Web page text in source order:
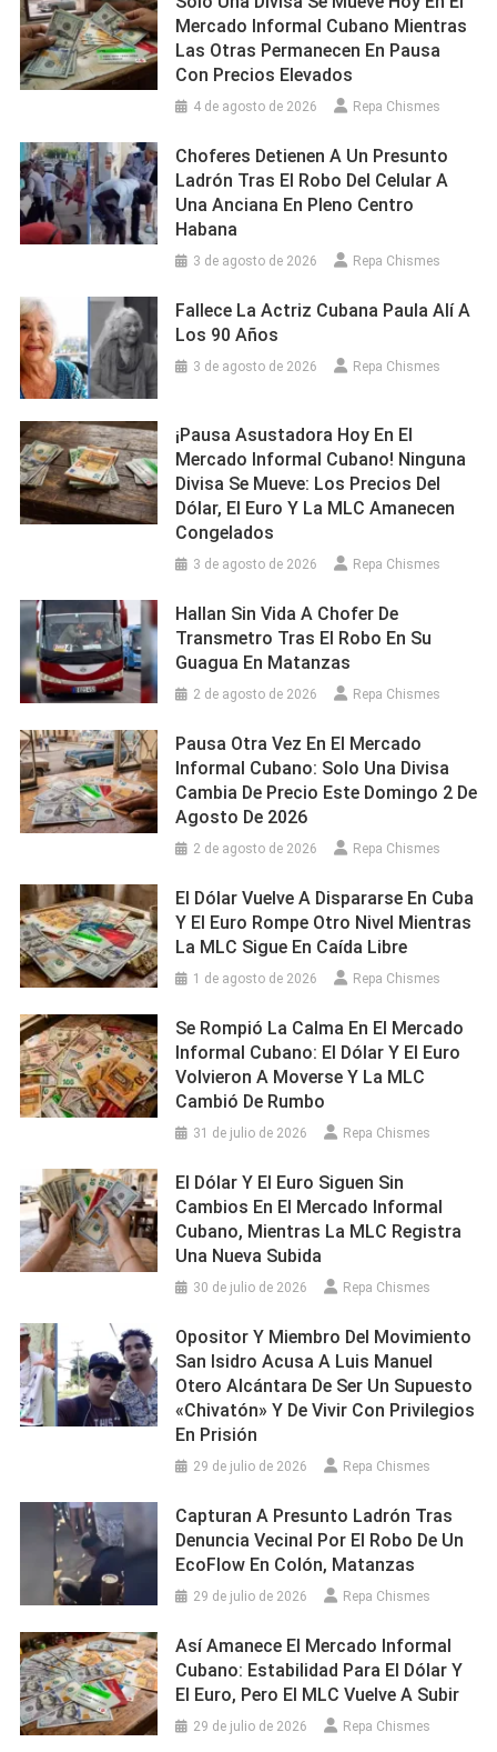
Mercado Informal Cubano Mientras
Las Otras Permanecen En Pausa
Con Precios Elevados
4 de agosto de 2026 Repa Chismes
Choferes Detienen A Un Presunto
Ladrón Tras El Robo Del Celular A
Una Anciana En Pleno Centro
Habana
3 de agosto de 2026 Repa Chismes
Fallece La Actriz Cubana Paula Alí A
Los 90 Años
3 de agosto de 2026 Repa Chismes
¡Pausa Asustadora Hoy En El
Mercado Informal Cubano! Ninguna
Divisa Se Mueve: Los Precios Del
Dólar, El Euro Y La MLC Amanecen
Congelados
3 de agosto de 2026 Repa Chismes
Hallan Sin Vida A Chofer De
Transmetro Tras El Robo En Su
Guagua En Matanzas
2 de agosto de 2026 Repa Chismes
Pausa Otra Vez En El Mercado
Informal Cubano: Solo Una Divisa
Cambia De Precio Este Domingo 2 De
Agosto De 2026
2 de agosto de 2026 Repa Chismes
El Dólar Vuelve A Dispararse En Cuba
Y El Euro Rompe Otro Nivel Mientras
La MLC Sigue En Caída Libre
1 de agosto de 2026 Repa Chismes
Se Rompió La Calma En El Mercado
Informal Cubano: El Dólar Y El Euro
Volvieron A Moverse Y La MLC
Cambió De Rumbo
31 de julio de 2026 Repa Chismes
El Dólar Y El Euro Siguen Sin
Cambios En El Mercado Informal
Cubano, Mientras La MLC Registra
Una Nueva Subida
30 de julio de 2026 Repa Chismes
Opositor Y Miembro Del Movimiento
San Isidro Acusa A Luis Manuel
Otero Alcántara De Ser Un Supuesto
«chivatón» Y De Vivir Con Privilegios
En Prisión
29 de julio de 2026 Repa Chismes
Capturan A Presunto Ladrón Tras
Denuncia Vecinal Por El Robo De Un
EcoFlow En Colón, Matanzas
29 de julio de 2026 Repa Chismes
Así Amanece El Mercado Informal
Cubano: Estabilidad Para El Dólar Y
El Euro, Pero El MLC Vuelve A Subir
29 de julio de 2026 Repa Chismes